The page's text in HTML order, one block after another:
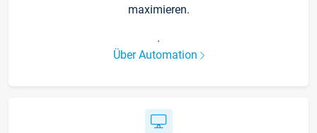
maximieren.
.
Über Automation